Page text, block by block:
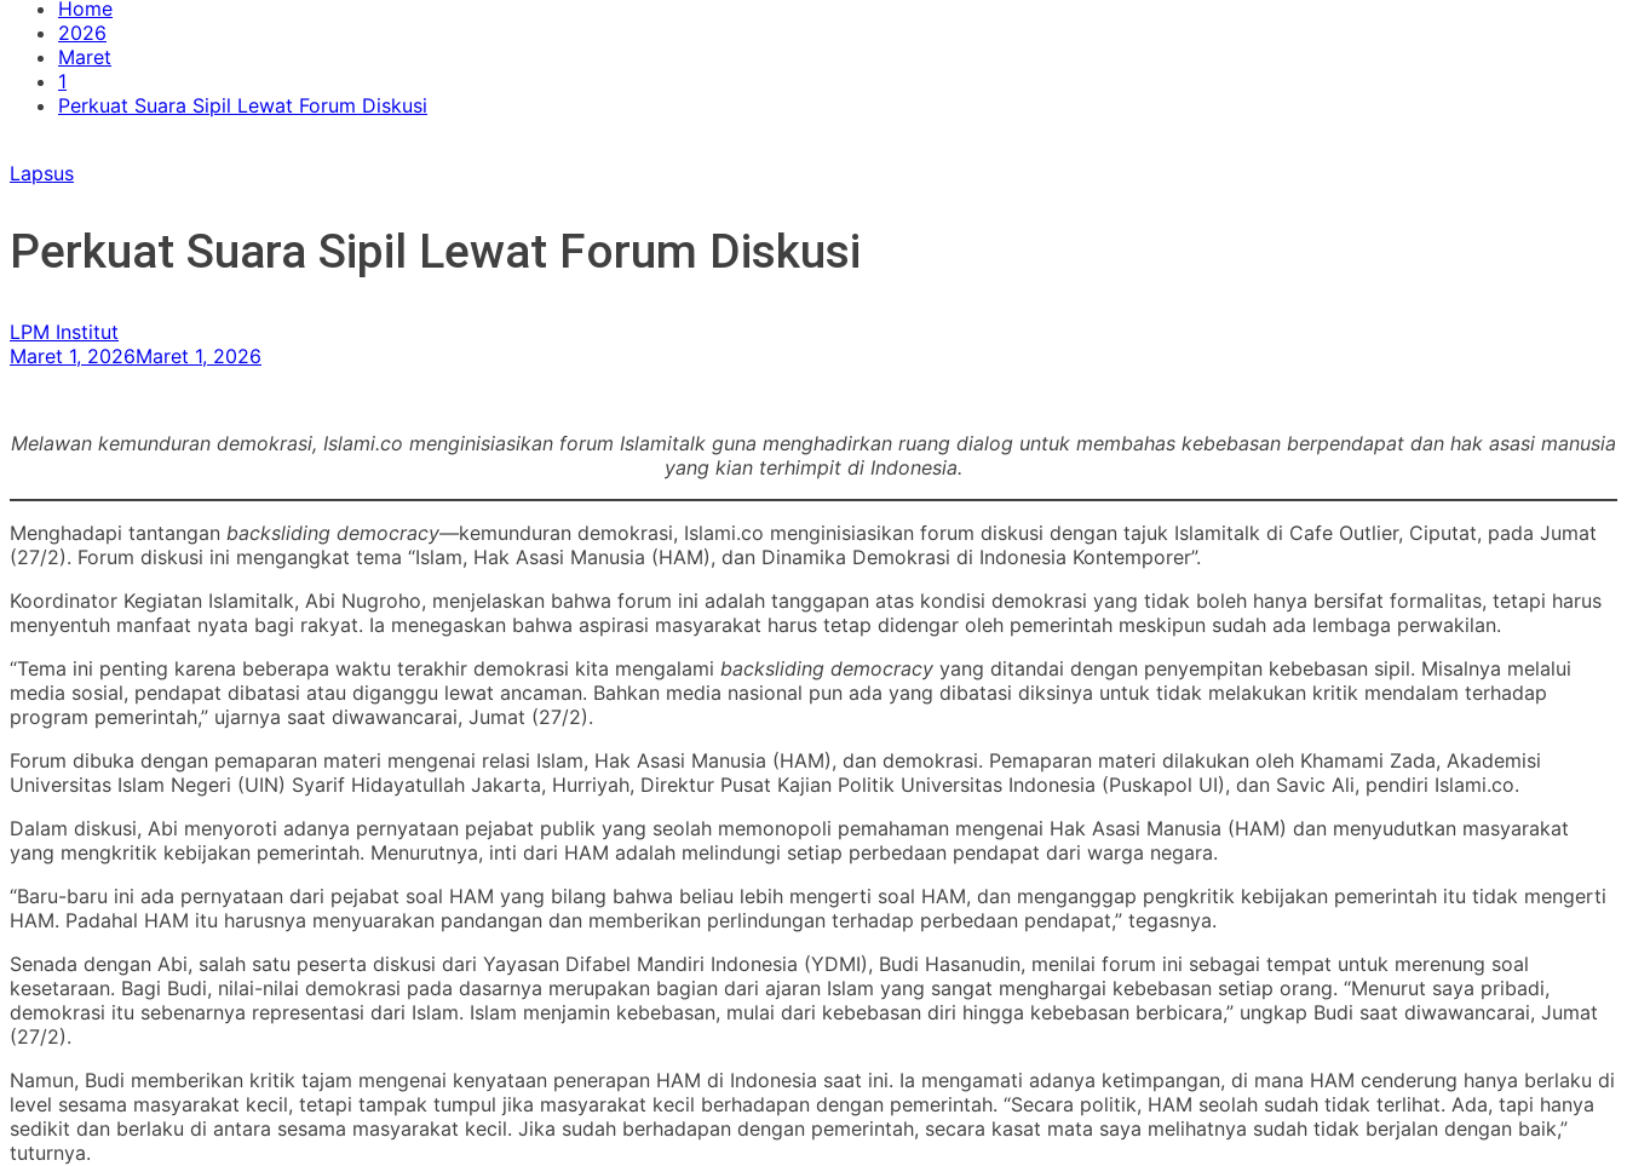
Home
2026
Maret
1
Perkuat Suara Sipil Lewat Forum Diskusi
Lapsus
Perkuat Suara Sipil Lewat Forum Diskusi
LPM Institut
Maret 1, 2026Maret 1, 2026
Melawan kemunduran demokrasi, Islami.co menginisiasikan forum Islamitalk guna menghadirkan ruang dialog untuk membahas kebebasan berpendapat dan hak asasi manusia
yang kian terhimpit di Indonesia.
Menghadapi tantangan backsliding democracy—kemunduran demokrasi, Islami.co menginisiasikan forum diskusi dengan tajuk Islamitalk di Cafe Outlier, Ciputat, pada Jumat
(27/2). Forum diskusi ini mengangkat tema “Islam, Hak Asasi Manusia (HAM), dan Dinamika Demokrasi di Indonesia Kontemporer”.
Koordinator Kegiatan Islamitalk, Abi Nugroho, menjelaskan bahwa forum ini adalah tanggapan atas kondisi demokrasi yang tidak boleh hanya bersifat formalitas, tetapi harus
menyentuh manfaat nyata bagi rakyat. Ia menegaskan bahwa aspirasi masyarakat harus tetap didengar oleh pemerintah meskipun sudah ada lembaga perwakilan.
“Tema ini penting karena beberapa waktu terakhir demokrasi kita mengalami backsliding democracy yang ditandai dengan penyempitan kebebasan sipil. Misalnya melalui
media sosial, pendapat dibatasi atau diganggu lewat ancaman. Bahkan media nasional pun ada yang dibatasi diksinya untuk tidak melakukan kritik mendalam terhadap
program pemerintah,” ujarnya saat diwawancarai, Jumat (27/2).
Forum dibuka dengan pemaparan materi mengenai relasi Islam, Hak Asasi Manusia (HAM), dan demokrasi. Pemaparan materi dilakukan oleh Khamami Zada, Akademisi
Universitas Islam Negeri (UIN) Syarif Hidayatullah Jakarta, Hurriyah, Direktur Pusat Kajian Politik Universitas Indonesia (Puskapol UI), dan Savic Ali, pendiri Islami.co.
Dalam diskusi, Abi menyoroti adanya pernyataan pejabat publik yang seolah memonopoli pemahaman mengenai Hak Asasi Manusia (HAM) dan menyudutkan masyarakat
yang mengkritik kebijakan pemerintah. Menurutnya, inti dari HAM adalah melindungi setiap perbedaan pendapat dari warga negara.
“Baru-baru ini ada pernyataan dari pejabat soal HAM yang bilang bahwa beliau lebih mengerti soal HAM, dan menganggap pengkritik kebijakan pemerintah itu tidak mengerti
HAM. Padahal HAM itu harusnya menyuarakan pandangan dan memberikan perlindungan terhadap perbedaan pendapat,” tegasnya.
Senada dengan Abi, salah satu peserta diskusi dari Yayasan Difabel Mandiri Indonesia (YDMI), Budi Hasanudin, menilai forum ini sebagai tempat untuk merenung soal
kesetaraan. Bagi Budi, nilai-nilai demokrasi pada dasarnya merupakan bagian dari ajaran Islam yang sangat menghargai kebebasan setiap orang. “Menurut saya pribadi,
demokrasi itu sebenarnya representasi dari Islam. Islam menjamin kebebasan, mulai dari kebebasan diri hingga kebebasan berbicara,” ungkap Budi saat diwawancarai, Jumat
(27/2).
Namun, Budi memberikan kritik tajam mengenai kenyataan penerapan HAM di Indonesia saat ini. Ia mengamati adanya ketimpangan, di mana HAM cenderung hanya berlaku di
level sesama masyarakat kecil, tetapi tampak tumpul jika masyarakat kecil berhadapan dengan pemerintah. “Secara politik, HAM seolah sudah tidak terlihat. Ada, tapi hanya
sedikit dan berlaku di antara sesama masyarakat kecil. Jika sudah berhadapan dengan pemerintah, secara kasat mata saya melihatnya sudah tidak berjalan dengan baik,”
tuturnya.